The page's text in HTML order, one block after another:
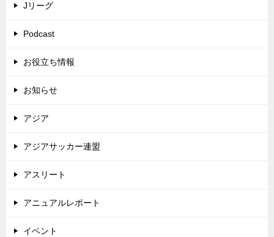
Jリーグ
Podcast
お役立ち情報
お知らせ
アジア
アジアサッカー連盟
アスリート
アニュアルレポート
イベント